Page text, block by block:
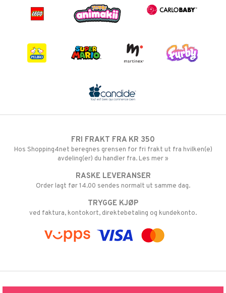
FRI FRAKT FRA KR 350
Hos Shopping4net beregnes grensen for fri frakt ut fra hvilken(e)
avdeling(er) du handler fra. Les mer »
RASKE LEVERANSER
Order lagt før 14.00 sendes normalt ut samme dag.
TRYGGE KJØP
ved faktura, kontokort, direktebetaling og kundekonto.